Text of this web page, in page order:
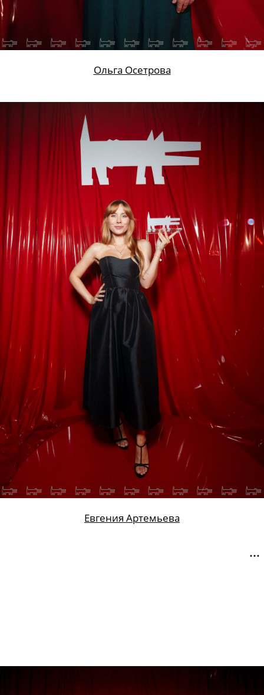
Ольга Осетрова
Евгения Артемьева